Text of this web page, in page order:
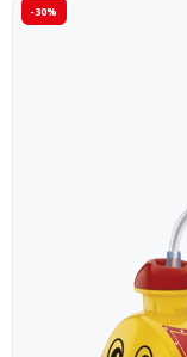
-30%